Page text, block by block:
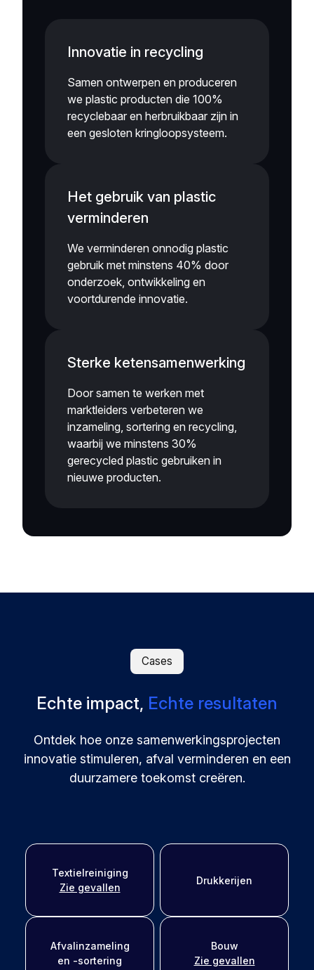
Innovatie in recycling
Samen ontwerpen en produceren
we plastic producten die 100%
recyclebaar en herbruikbaar zijn in
een gesloten kringloopsysteem.
Het gebruik van plastic
verminderen
We verminderen onnodig plastic
gebruik met minstens 40% door
onderzoek, ontwikkeling en
voortdurende innovatie.
Sterke ketensamenwerking
Door samen te werken met
marktleiders verbeteren we
inzameling, sortering en recycling,
waarbij we minstens 30%
gerecycled plastic gebruiken in
nieuwe producten.
Cases
Echte impact, Echte resultaten
Ontdek hoe onze samenwerkingsprojecten
innovatie stimuleren, afval verminderen en een
duurzamere toekomst creëren.
Textielreiniging
Zie gevallen
Drukkerijen
Afvalinzameling
en -sortering
Bouw
Zie gevallen